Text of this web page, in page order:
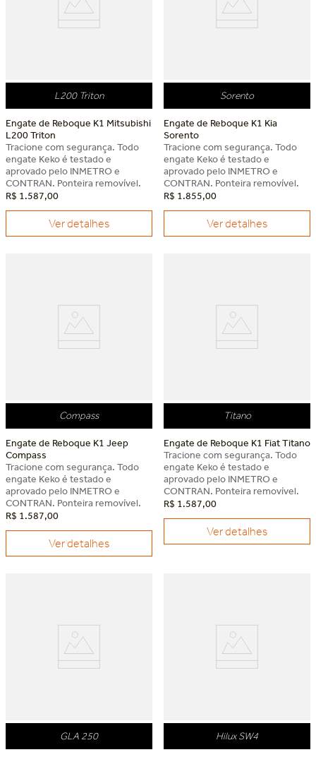
L200 Triton
Engate de Reboque K1 Mitsubishi
L200 Triton
Tracione com segurança. Todo
engate Keko é testado e
aprovado pelo INMETRO e
CONTRAN. Ponteira removível.
R$ 1.587,00
Ver detalhes
Sorento
Engate de Reboque K1 Kia
Sorento
Tracione com segurança. Todo
engate Keko é testado e
aprovado pelo INMETRO e
CONTRAN. Ponteira removível.
R$ 1.855,00
Ver detalhes
Compass
Engate de Reboque K1 Jeep
Compass
Tracione com segurança. Todo
engate Keko é testado e
aprovado pelo INMETRO e
CONTRAN. Ponteira removível.
R$ 1.587,00
Ver detalhes
Titano
Engate de Reboque K1 Fiat Titano
Tracione com segurança. Todo
engate Keko é testado e
aprovado pelo INMETRO e
CONTRAN. Ponteira removível.
R$ 1.587,00
Ver detalhes
GLA 250 Hilux SW4